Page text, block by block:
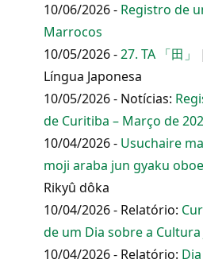
10/06/2026 - Registro de
Marrocos
10/05/2026 -27. TA 「田」
Língua Japonesa
10/05/2026 - Notícias:
de Curitiba – Março de
10/04/2026 - Usuchaire
moji araba jun gyaku
Rikyû dôka
10/04/2026 - Relatório:
de um Dia sobre a Cultura
10/04/2026 - Relatório: